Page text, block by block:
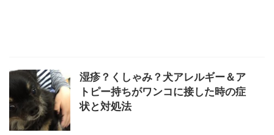
湿疹？くしゃみ？犬アレルギー＆ア
トピー持ちがワンコに接した時の症
状と対処法